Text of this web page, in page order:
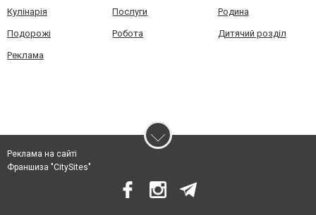
Кулінарія Послуги Родина
Подорожі Робота Дитячий розділ
Реклама
Реклама на сайті
Франшиза "CitySites"